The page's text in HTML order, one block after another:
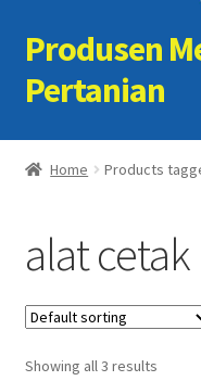
Skip
to
navigation
Skip
to
content
Produsen
Pertanian
Home
Cart
Checkout
Kontak Kami
Home Products
alat
Showing all 3 results